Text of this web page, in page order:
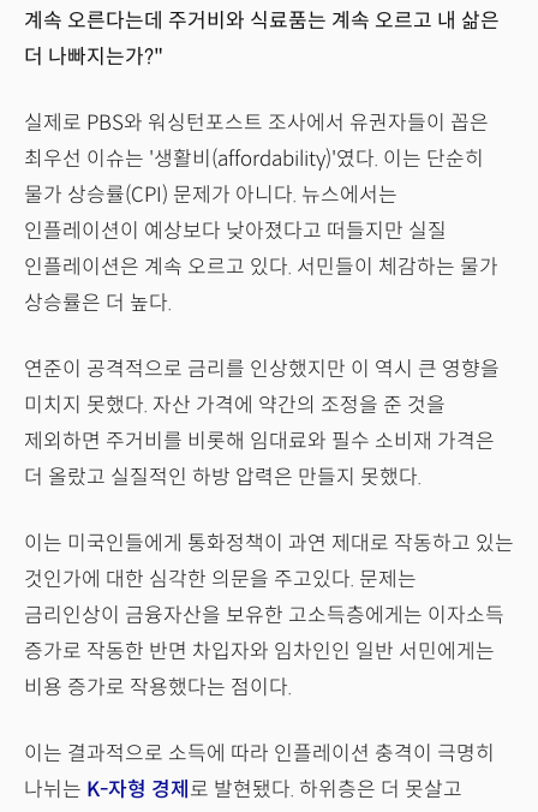
계속 오른다는데 주거비와 식료품는 계속 오르고 내 삶은
더 나빠지는가?"
실제로 PBS와 워싱턴포스트 조사에서 유권자들이 꼽은
최우선 이슈는 '생활비(affordability)'였다. 이는 단순히
물가 상승률(CPI) 문제가 아니다. 뉴스에서는
인플레이션이 예상보다 낮아졌다고 떠들지만 실질
인플레이션은 계속 오르고 있다. 서민들이 체감하는 물가
상승률은 더 높다.
연준이 공격적으로 금리를 인상했지만 이 역시 큰 영향을
미치지 못했다. 자산 가격에 약간의 조정을 준 것을
제외하면 주거비를 비롯해 임대료와 필수 소비재 가격은
더 올랐고 실질적인 하방 압력은 만들지 못했다.
이는 미국인들에게 통화정책이 과연 제대로 작동하고 있는
것인가에 대한 심각한 의문을 주고있다. 문제는
금리인상이 금융자산을 보유한 고소득층에게는 이자소득
증가로 작동한 반면 차입자와 임차인인 일반 서민에게는
비용 증가로 작용했다는 점이다.
이는 결과적으로 소득에 따라 인플레이션 충격이 극명히
나뉘는 K-자형 경제 로 발현됐다. 하위층은 더 못살고